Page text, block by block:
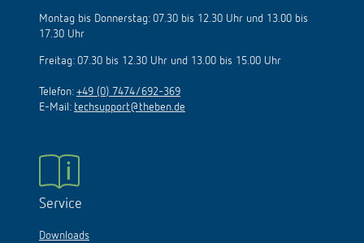
Montag bis Donnerstag: 07.30 bis 12.30 Uhr und 13.00 bis
17.30 Uhr
Freitag: 07.30 bis 12.30 Uhr und 13.00 bis 15.00 Uhr
Telefon: +49 (0) 7474/692-369
E-Mail: techsupport@theben.de
Service
Downloads